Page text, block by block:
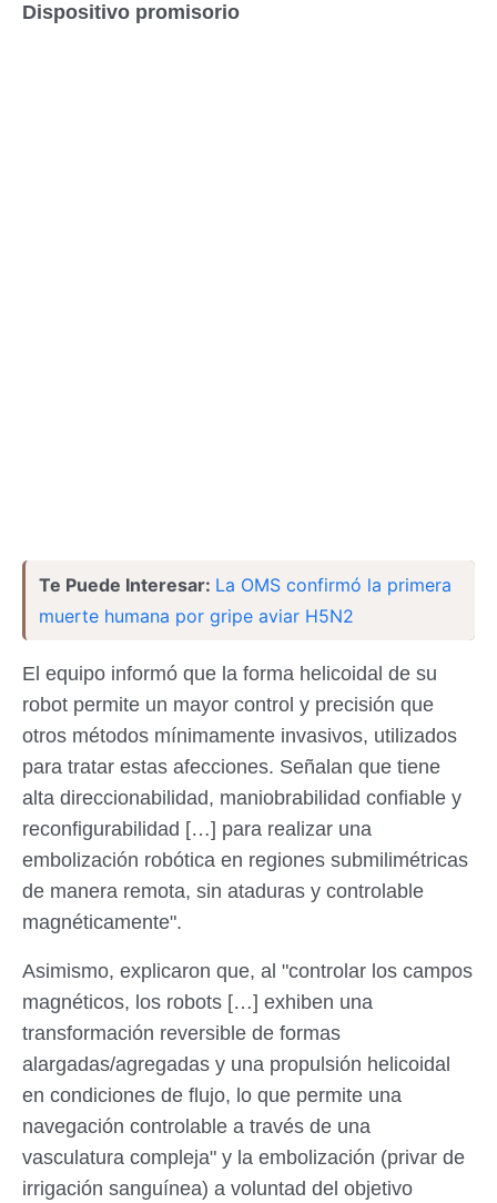
Dispositivo promisorio
Te Puede Interesar: La OMS confirmó la primera
muerte humana por gripe aviar H5N2
El equipo informó que la forma helicoidal de su
robot permite un mayor control y precisión que
otros métodos mínimamente invasivos, utilizados
para tratar estas afecciones. Señalan que tiene
alta direccionabilidad, maniobrabilidad confiable y
reconfigurabilidad […] para realizar una
embolización robótica en regiones submilimétricas
de manera remota, sin ataduras y controlable
magnéticamente".
Asimismo, explicaron que, al "controlar los campos
magnéticos, los robots […] exhiben una
transformación reversible de formas
alargadas/agregadas y una propulsión helicoidal
en condiciones de flujo, lo que permite una
navegación controlable a través de una
vasculatura compleja" y la embolización (privar de
irrigación sanguínea) a voluntad del objetivo